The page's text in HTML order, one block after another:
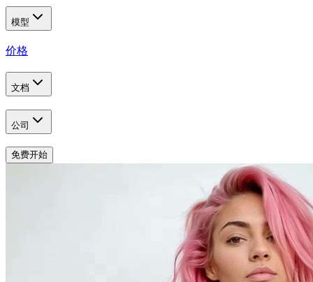
模型
价格
文档
公司
免费开始